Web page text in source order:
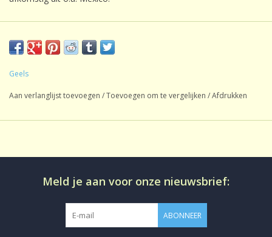
Soort thee:
Kruidenthee
Smaak:
Gezoet:
Productie:
conventioneel
Geels
Aan verlanglijst toevoegen /Toevoegen om te vergelijken /Afdrukken
Meld je aan voor onze nieuwsbrief:
ABONNEER